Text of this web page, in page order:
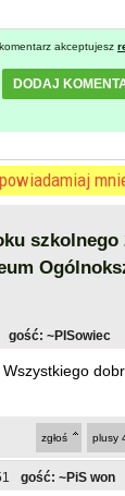
akceptujesz
DODAJ
powiadamiaj
szkolnego
gość: ~PISowiec
Wszystkiego
plusy
zgłoś
gość: ~PiS won